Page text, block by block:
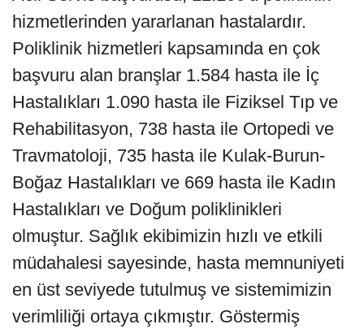
hizmetlerinden yararlanan hastalardır.
Poliklinik hizmetleri kapsamında en çok
başvuru alan branşlar 1.584 hasta ile İç
Hastalıkları 1.090 hasta ile Fiziksel Tıp ve
Rehabilitasyon, 738 hasta ile Ortopedi ve
Travmatoloji, 735 hasta ile Kulak-Burun-
Boğaz Hastalıkları ve 669 hasta ile Kadın
Hastalıkları ve Doğum poliklinikleri
olmuştur. Sağlık ekibimizin hızlı ve etkili
müdahalesi sayesinde, hasta memnuniyeti
en üst seviyede tutulmuş ve sistemimizin
verimliliği ortaya çıkmıştır. Göstermiş